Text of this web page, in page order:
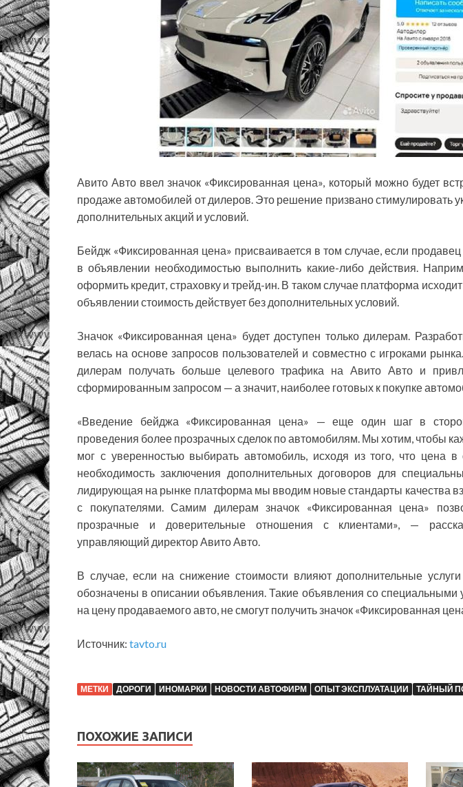
Авито Авто ввел значок «Фиксированная цена», который можно будет
продаже автомобилей от дилеров. Это решение призвано стимулировать
дополнительных акций и условий.
Бейдж «Фиксированная цена» присваивается в том случае, если
в объявлении необходимостью выполнить какие-либо действия.
оформить кредит, страховку и трейд-ин. В таком случае платформа исходит
объявлении стоимость действует без дополнительных условий.
Значок «Фиксированная цена» будет доступен только дилерам.
велась на основе запросов пользователей и совместно с игроками
дилерам получать больше целевого трафика на Авито Авто и
сформированным запросом — а значит, наиболее готовых к покупке
«Введение бейджа «Фиксированная цена» — еще один шаг в
проведения более прозрачных сделок по автомобилям. Мы хотим, чтобы
мог с уверенностью выбирать автомобиль, исходя из того, что цена в
необходимость заключения дополнительных договоров для
лидирующая на рынке платформа мы вводим новые стандарты качества
с покупателями. Самим дилерам значок «Фиксированная цена»
прозрачные и доверительные отношения с клиентами», —
управляющий директор Авито Авто.
В случае, если на снижение стоимости влияют дополнительные
обозначены в описании объявления. Такие объявления со
на цену продаваемого авто, не смогут получить значок «Фиксированная
Источник: tavto.ru
МЕТКИ ДОРОГИ ИНОМАРКИ НОВОСТИ АВТОФИРМ ОПЫТ ЭКСПЛУАТАЦИИ ТАЙНЫЙ
ПОХОЖИЕ ЗАПИСИ